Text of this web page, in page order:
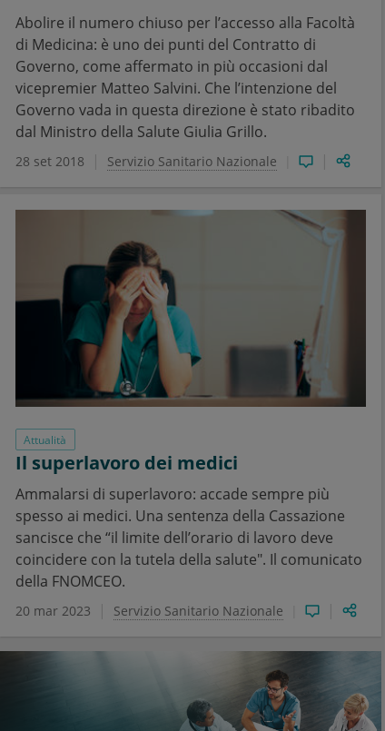
Abolire il numero chiuso per l’accesso alla Facoltà
di Medicina: è uno dei punti del Contratto di
Governo, come affermato in più occasioni dal
vicepremier Matteo Salvini. Che l’intenzione del
Governo vada in questa direzione è stato ribadito
dal Ministro della Salute Giulia Grillo.
28 set 2018 Servizio Sanitario Nazionale
Attualità
Il superlavoro dei medici
Ammalarsi di superlavoro: accade sempre più
spesso ai medici. Una sentenza della Cassazione
sancisce che “il limite dell’orario di lavoro deve
coincidere con la tutela della salute". Il comunicato
della FNOMCEO.
20 mar 2023 Servizio Sanitario Nazionale